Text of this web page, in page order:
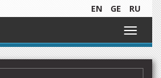
EN GE RU
Toggle